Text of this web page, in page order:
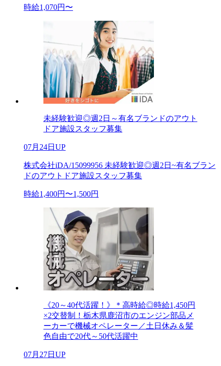
時給1,070円〜
未経験歓迎◎週2日～有名ブランドのアウト
ドア施設スタッフ募集
07月24日UP
株式会社iDA/15099956 未経験歓迎◎週2日~有名ブラン
ドのアウトドア施設スタッフ募集
時給1,400円〜1,500円
《20～40代活躍！》＊高時給◎時給1,450円
×2交替制！栃木県鹿沼市のエンジン部品メ
ーカーで機械オペレーター／土日休み＆髪
色自由で20代～50代活躍中
07月27日UP